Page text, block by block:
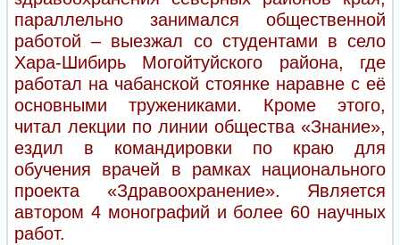
параллельно занимался общественной
работой – выезжал со студентами в село
Хара-Шибирь Могойтуйского района, где
работал на чабанской стоянке наравне с её
основными тружениками. Кроме этого,
читал лекции по линии общества «Знание»,
ездил в командировки по краю для
обучения врачей в рамках национального
проекта «Здравоохранение». Является
автором 4 монографий и более 60 научных
работ.